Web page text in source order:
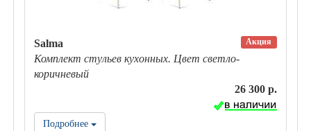
Акция
Salma
Комплект стульев кухонных. Цвет светло-
коричневый
26 300 р.
Подробнее